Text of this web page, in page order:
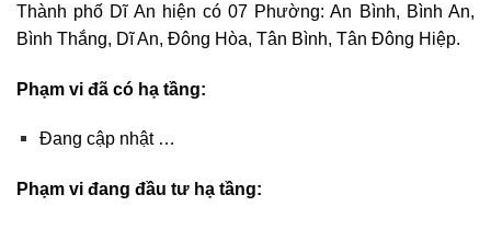
Thành phố Dĩ An hiện có 07 Phường: An Bình, Bình An,
Bình Thắng, Dĩ An, Đông Hòa, Tân Bình, Tân Đông Hiệp.
Phạm vi đã có hạ tầng:
Đang cập nhật …
Phạm vi đang đầu tư hạ tầng: